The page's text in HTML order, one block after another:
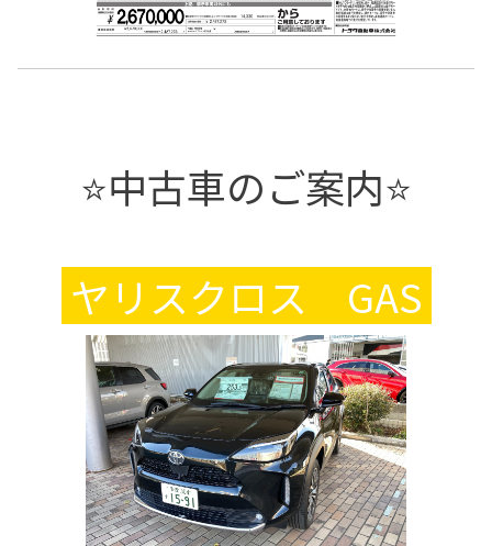
⭐中古車のご案内⭐
ヤリスクロス GAS